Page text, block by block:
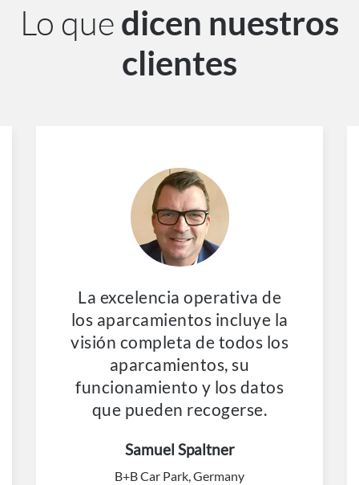
Lo que dicen nuestros
clientes
La excelencia operativa de
los aparcamientos incluye la
visión completa de todos los
aparcamientos, su
funcionamiento y los datos
que pueden recogerse.
Samuel Spaltner
B+B Car Park, Germany